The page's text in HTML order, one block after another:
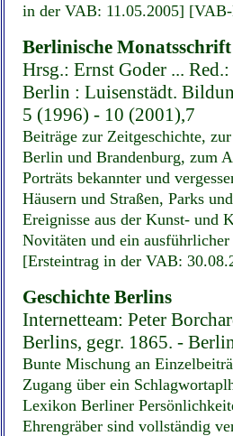
in der VAB: 11.05.2005]
Berlinische Monatsschrift
Hrsg.: Ernst Goder ...
Berlin : Luisenstädt.
5 (1996) - 10 (2001),7
Beiträge zur Zeitgeschichte,
Berlin und Brandenburg, zum
Porträts bekannter und
Häusern und Straßen, Parks
Ereignisse aus der Kunst- und
Novitäten und ein
[Ersteintrag in der VAB:
Geschichte Berlins
Internetteam: Peter
Berlins, gegr. 1865. -
Bunte Mischung an
Zugang über ein
Lexikon Berliner
Ehrengräber sind vollständig